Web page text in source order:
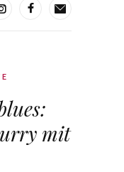
mit